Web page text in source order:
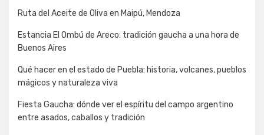
Ruta del Aceite de Oliva en Maipú, Mendoza
Estancia El Ombú de Areco: tradición gaucha a una hora de
Buenos Aires
Qué hacer en el estado de Puebla: historia, volcanes, pueblos
mágicos y naturaleza viva
Fiesta Gaucha: dónde ver el espíritu del campo argentino
entre asados, caballos y tradición